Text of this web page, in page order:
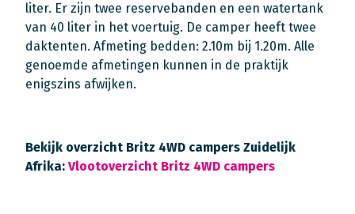
liter. Er zijn twee reservebanden en een watertank
van 40 liter in het voertuig. De camper heeft twee
daktenten. Afmeting bedden: 2.10m bij 1.20m. Alle
genoemde afmetingen kunnen in de praktijk
enigszins afwijken.
Bekijk overzicht Britz 4WD campers Zuidelijk
Afrika: Vlootoverzicht Britz 4WD campers